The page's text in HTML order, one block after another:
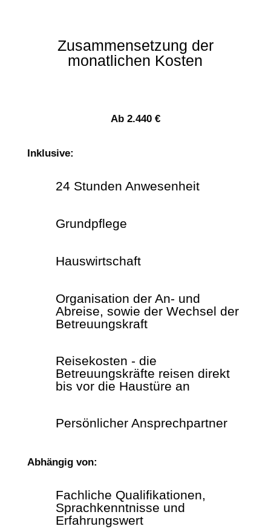
Zusammensetzung der
monatlichen Kosten
Ab 2.440 €
Inklusive:
24 Stunden Anwesenheit
Grundpflege
Hauswirtschaft
Organisation der An- und
Abreise, sowie der Wechsel der
Betreuungskraft
Reisekosten - die
Betreuungskräfte reisen direkt
bis vor die Haustüre an
Persönlicher Ansprechpartner
Abhängig von:
Fachliche Qualifikationen,
Sprachkenntnisse und
Erfahrungswert